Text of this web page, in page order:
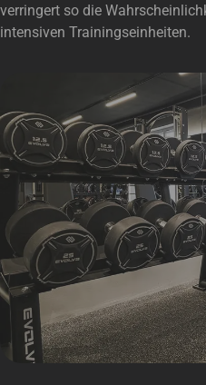
verringert so die
intensiven Trainingseinheiten.